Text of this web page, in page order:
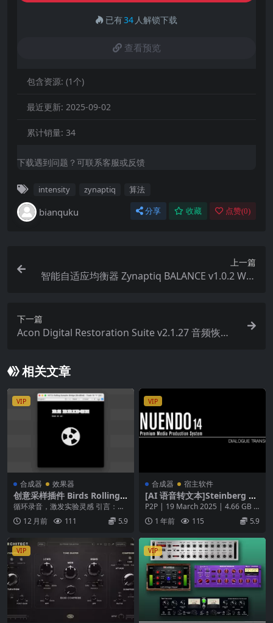
已有34 人解锁下载
查看预览
包含资源: (1个)
最近更新: 2025-09-02
累计销量: 34
下载遇到问题？可联系客服或反馈
intensity zynaptiq 算法
bianquku 分享 收藏 点赞(0)
上一篇
智能自适应均衡器 Zynaptiq BALANCE v1.0.2 WiN
下一篇
Acon Digital Restoration Suite v2.1.27 音频恢复
相关文章
VIP
合成器 效果器
创意采样插件 Birds Rolling S
ampler v1.0.5
循环录音，激发实验灵感 引言：创
新采样新方式 Birds Rolling Sam...
12 月前 111 5.9
VIP
合成器 宿主软件
[AI 语音转文本]Steinberg Di
alogue Transcription AI Mo
del [WiN]（4.66GB）
P2P | 19 March 2025 | 4.66 GB N
uendo 14 ...
1 年前 115 5.9
VIP VIP